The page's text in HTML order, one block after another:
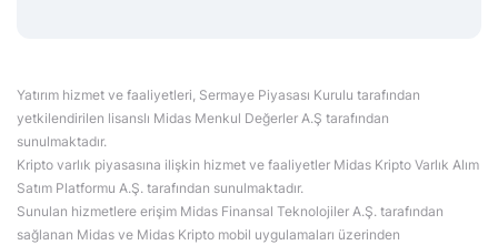
Yatırım hizmet ve faaliyetleri, Sermaye Piyasası Kurulu tarafından
yetkilendirilen lisanslı Midas Menkul Değerler A.Ş tarafından
sunulmaktadır.
Kripto varlık piyasasına ilişkin hizmet ve faaliyetler Midas Kripto Varlık Alım
Satım Platformu A.Ş. tarafından sunulmaktadır.
Sunulan hizmetlere erişim Midas Finansal Teknolojiler A.Ş. tarafından
sağlanan Midas ve Midas Kripto mobil uygulamaları üzerinden